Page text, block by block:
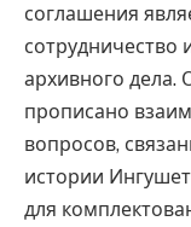
соглашения
сотрудничество
архивного дела.
прописано
вопросов,
истории
для